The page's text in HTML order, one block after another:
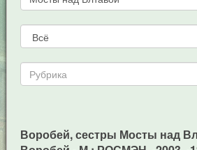
Воробей, сестры Мосты над